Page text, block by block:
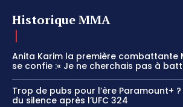
Historique MMA
Anita Karim la première combattante
se confie :« Je ne cherchais pas à
Trop de pubs pour l’ère Paramount+
du silence après l’UFC 324